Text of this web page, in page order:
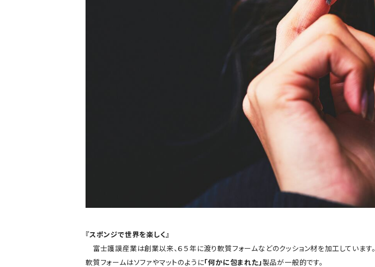
『スポンジで世界を楽しく』
富士護謨産業は創業以来、６５年に渡り軟質フォームなどのクッション材を加工しています。
軟質フォームはソファやマットのように「何かに包まれた」製品が一般的です。